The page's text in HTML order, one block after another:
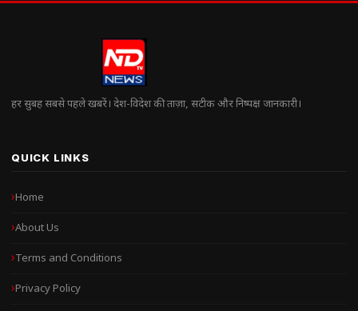
हर सुबह सबसे पहले खबरें। देश-विदेश की ताज़ा, सटीक और निष्पक्ष जानकारी।
QUICK LINKS
Home
About Us
Terms and Conditions
Privacy Policy